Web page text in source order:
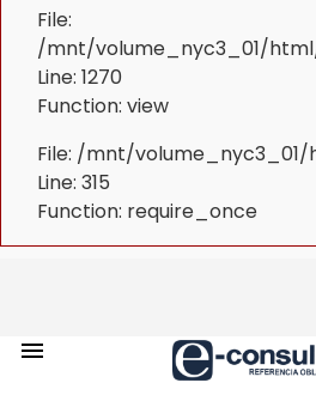
File:
/mnt/volume_nyc3_01/
Line: 1270
Function: view
File: /mnt/
Line: 315
Function: require_once